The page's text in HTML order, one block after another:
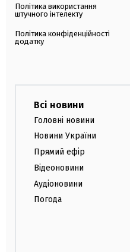
Політика використання
штучного інтелекту
Політика конфіденційності
додатку
Всі новини
Головні новини
Новини України
Прямий ефір
Відеоновини
Аудіоновини
Погода